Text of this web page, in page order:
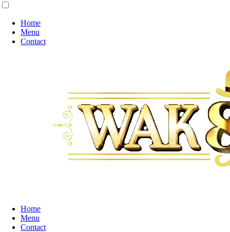
Home
Menu
Contact
Home
Menu
Contact